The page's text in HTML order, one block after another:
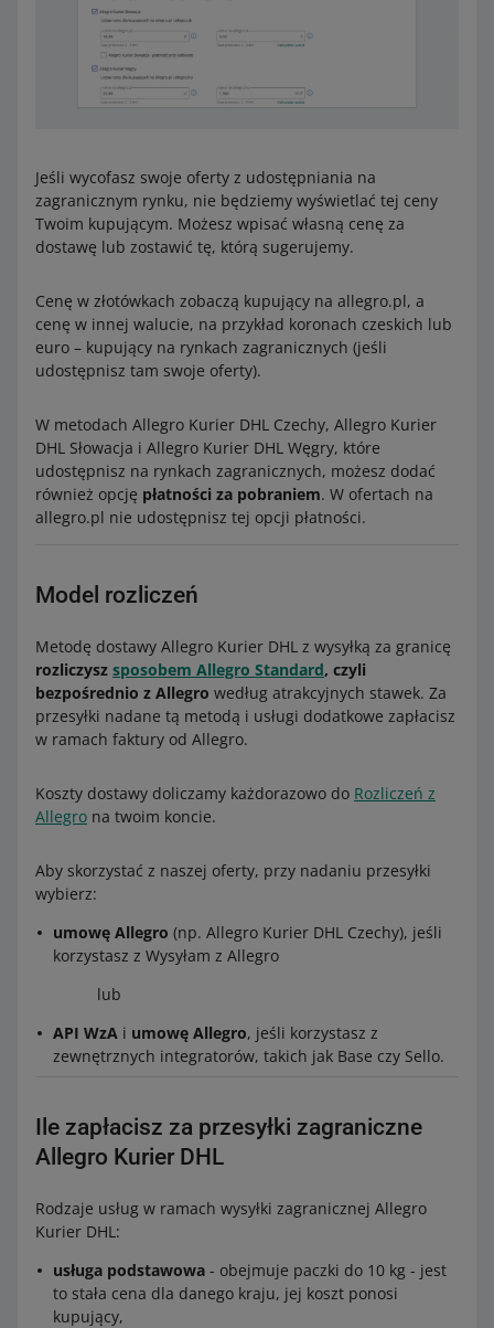
Kody nieobsługiwane
22061
23041
23030
47890-47899
25050
25080
28838
Hiszpania
Kody
nieobsługiwane
kody, które zaczynają się od 52, 35
lub 38
Jeśli wycofasz swoje oferty z udostępniania na
zagranicznym rynku, nie będziemy wyświetlać tej ceny
Twoim kupującym. Możesz wpisać własną cenę za
dostawę lub zostawić tę, którą sugerujemy.
Cenę w złotówkach zobaczą kupujący na allegro.pl, a
cenę w innej walucie, na przykład koronach czeskich lub
euro – kupujący na rynkach zagranicznych (jeśli
udostępnisz tam swoje oferty).
W metodach Allegro Kurier DHL Czechy, Allegro Kurier
DHL Słowacja i Allegro Kurier DHL Węgry, które
udostępnisz na rynkach zagranicznych, możesz dodać
również opcję płatności za pobraniem. W ofertach na
allegro.pl nie udostępnisz tej opcji płatności.
Model rozliczeń
Metodę dostawy Allegro Kurier DHL z wysyłką za granicę
rozliczysz sposobem Allegro Standard, czyli
bezpośrednio z Allegro według atrakcyjnych stawek. Za
przesyłki nadane tą metodą i usługi dodatkowe zapłacisz
w ramach faktury od Allegro.
Koszty dostawy doliczamy każdorazowo do Rozliczeń z
Allegro na twoim koncie.
Aby skorzystać z naszej oferty, przy nadaniu przesyłki
wybierz:
umowę Allegro (np. Allegro Kurier DHL Czechy), jeśli
korzystasz z Wysyłam z Allegro
lub
API WzA i umowę Allegro, jeśli korzystasz z
zewnętrznych integratorów, takich jak Base czy Sello.
Ile zapłacisz za przesyłki zagraniczne
Allegro Kurier DHL
Rodzaje usług w ramach wysyłki zagranicznej Allegro
Kurier DHL:
usługa podstawowa - obejmuje paczki do 10 kg - jest
to stała cena dla danego kraju, jej koszt ponosi
kupujący,